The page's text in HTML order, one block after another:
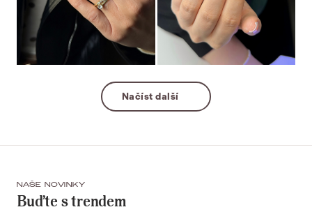
Načíst další
NAŠE NOVINKY
Buďte s trendem